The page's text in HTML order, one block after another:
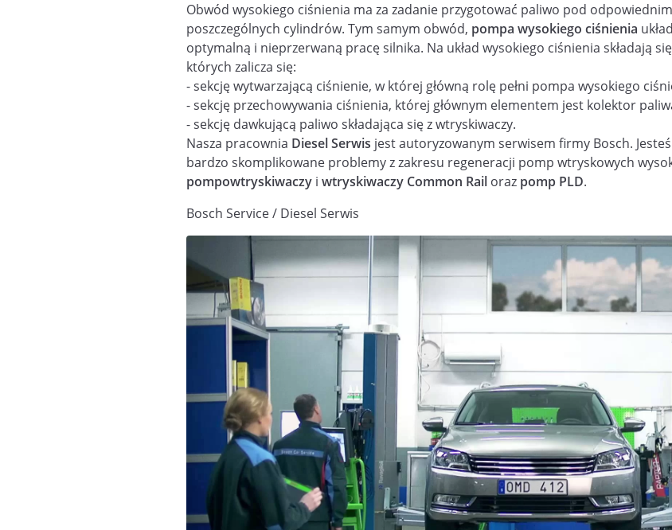
Obwód wysokiego ciśnienia ma za zadanie przygotować paliwo pod
poszczególnych cylindrów. Tym samym obwód, pompa wysokiego ciśnienia
optymalną i nieprzerwaną pracę silnika. Na układ wysokiego ciśnienia składają
których zalicza się:
- sekcję wytwarzającą ciśnienie, w której główną rolę pełni pompa wysokiego
- sekcję przechowywania ciśnienia, której głównym elementem jest kolektor
- sekcję dawkującą paliwo składająca się z wtryskiwaczy.
Nasza pracownia Diesel Serwis jest autoryzowanym serwisem firmy Bosch.
bardzo skomplikowane problemy z zakresu regeneracji pomp wtryskowych
pompowtryskiwaczy i wtryskiwaczy Common Rail oraz pomp PLD.
Bosch Service / Diesel Serwis